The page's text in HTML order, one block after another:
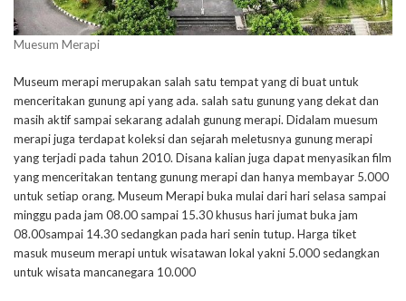
Muesum Merapi
Museum merapi merupakan salah satu tempat yang di buat untuk
menceritakan gunung api yang ada. salah satu gunung yang dekat dan
masih aktif sampai sekarang adalah gunung merapi. Didalam muesum
merapi juga terdapat koleksi dan sejarah meletusnya gunung merapi
yang terjadi pada tahun 2010. Disana kalian juga dapat menyasikan film
yang menceritakan tentang gunung merapi dan hanya membayar 5.000
untuk setiap orang. Museum Merapi buka mulai dari hari selasa sampai
minggu pada jam 08.00 sampai 15.30 khusus hari jumat buka jam
08.00sampai 14.30 sedangkan pada hari senin tutup. Harga tiket
masuk museum merapi untuk wisatawan lokal yakni 5.000 sedangkan
untuk wisata mancanegara 10.000